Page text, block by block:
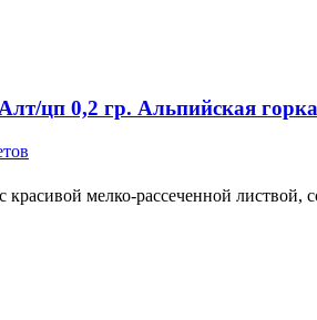
цп 0,2 гр. Альпийская горка
мелко-рассеченной